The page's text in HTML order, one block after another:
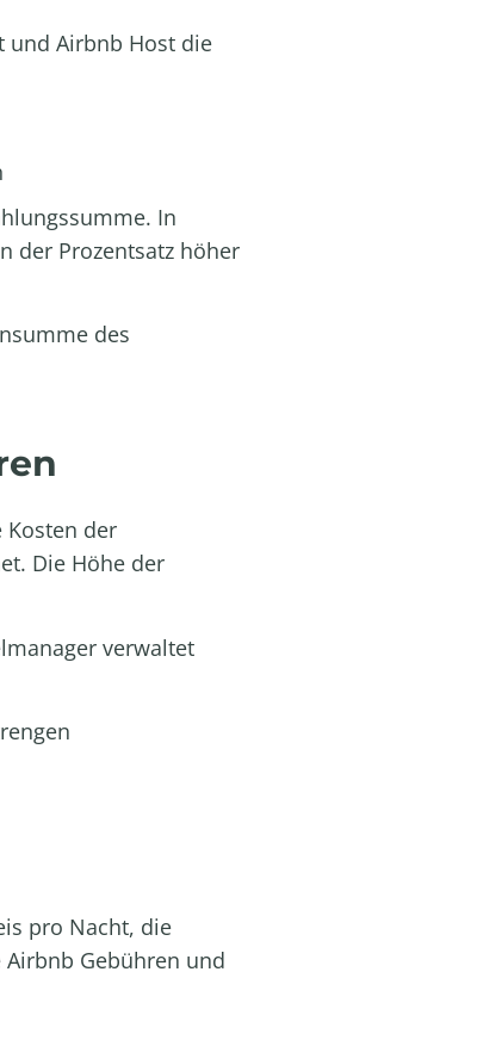
und Airbnb Host die
In
der Prozentsatz höher
des
der
Die Höhe der
verwaltet
pro Nacht, die
Gebühren und